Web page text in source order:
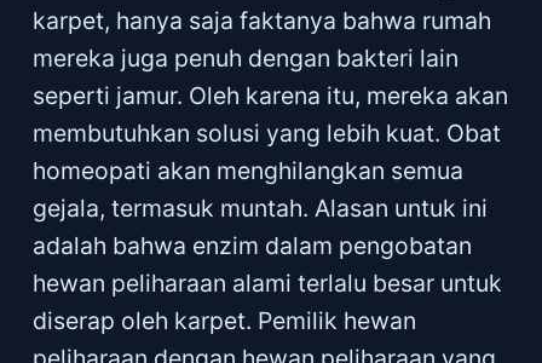
karpet, hanya saja faktanya bahwa rumah
mereka juga penuh dengan bakteri lain
seperti jamur. Oleh karena itu, mereka akan
membutuhkan solusi yang lebih kuat. Obat
homeopati akan menghilangkan semua
gejala, termasuk muntah. Alasan untuk ini
adalah bahwa enzim dalam pengobatan
hewan peliharaan alami terlalu besar untuk
diserap oleh karpet. Pemilik hewan